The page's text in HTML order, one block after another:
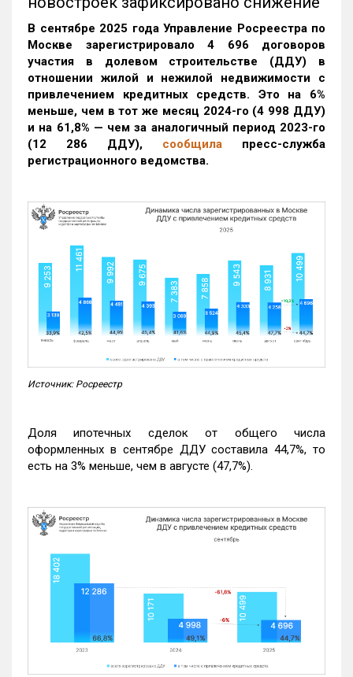
В сентябре 2025 года Управление Росреестра по
Москве зарегистрировало 4 696 договоров
участия в долевом строительстве (ДДУ) в
отношении жилой и нежилой недвижимости с
привлечением кредитных средств. Это на 6%
меньше, чем в тот же месяц 2024-го (4 998 ДДУ)
и на 61,8% — чем за аналогичный период 2023-го
(12 286 ДДУ), сообщила пресс-служба
регистрационного ведомства.
Источник: Росреестр
Доля ипотечных сделок от общего числа
оформленных в сентябре ДДУ составила 44,7%, то
есть на 3% меньше, чем в августе (47,7%).